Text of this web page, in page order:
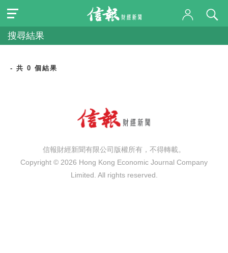
搜尋結果
- 共 0 個結果
信報財經新聞有限公司版權所有，不得轉載。
Copyright © 2026 Hong Kong Economic Journal Company
Limited. All rights reserved.